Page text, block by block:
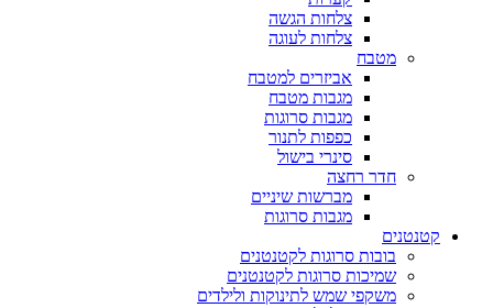
צלחות הגשה
צלחות לעוגה
מטבח
אביזרים למטבח
מגבות מטבח
מגבות סרוגות
כפפות לתנור
סינרי בישול
חדר רחצה
מברשות שיניים
מגבות סרוגות
קטנטנים
בובות סרוגות לקטנטנים
שמיכות סרוגות לקטנטנים
משקפי שמש לתינוקות ולילדים